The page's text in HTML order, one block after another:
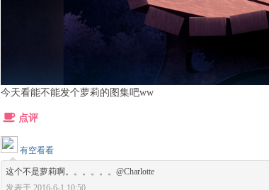
今天看能不能发个萝莉的图集吧ww
点评
有空看看
这个不是萝莉啊。。。。。。@Charlotte
发表于 2016-6-1 10:50